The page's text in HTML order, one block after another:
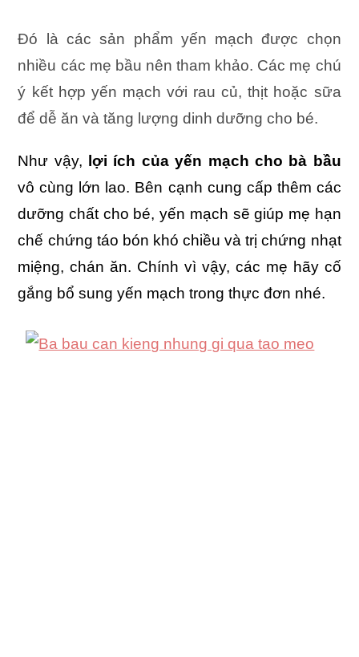
Đó là các sản phẩm yến mạch được chọn
nhiều các mẹ bầu nên tham khảo. Các mẹ chú
ý kết hợp yến mạch với rau củ, thịt hoặc sữa
để dễ ăn và tăng lượng dinh dưỡng cho bé.
Như vậy, lợi ích của yến mạch cho bà bầu
vô cùng lớn lao. Bên cạnh cung cấp thêm các
dưỡng chất cho bé, yến mạch sẽ giúp mẹ hạn
chế chứng táo bón khó chiều và trị chứng nhạt
miệng, chán ăn. Chính vì vậy, các mẹ hãy cố
gắng bổ sung yến mạch trong thực đơn nhé.